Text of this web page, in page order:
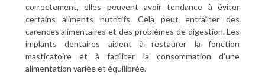
correctement, elles peuvent avoir tendance à éviter
certains aliments nutritifs. Cela peut entraîner des
carences alimentaires et des problèmes de digestion. Les
implants dentaires aident à restaurer la fonction
masticatoire et à faciliter la consommation d’une
alimentation variée et équilibrée.